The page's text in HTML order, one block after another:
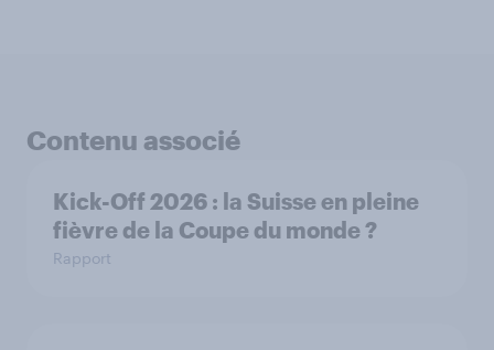
Contenu associé
Kick-Off 2026 : la Suisse en pleine
fièvre de la Coupe du monde ?
Rapport